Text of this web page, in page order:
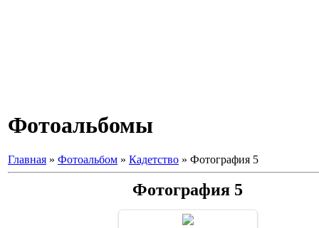
Фотоальбомы
Главная » Фотоальбом » Кадетство » Фотография 5
Фотография 5